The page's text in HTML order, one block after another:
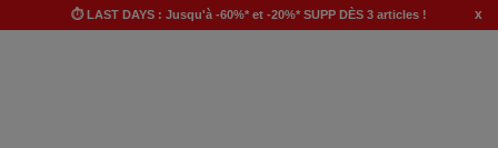
⏱️ LAST DAYS : Jusqu'à -60%* et -20%* SUPP DÈS 3 articles ! x